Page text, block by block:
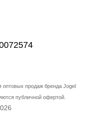
оптовых продаж бренда Jogel
публичной офертой.